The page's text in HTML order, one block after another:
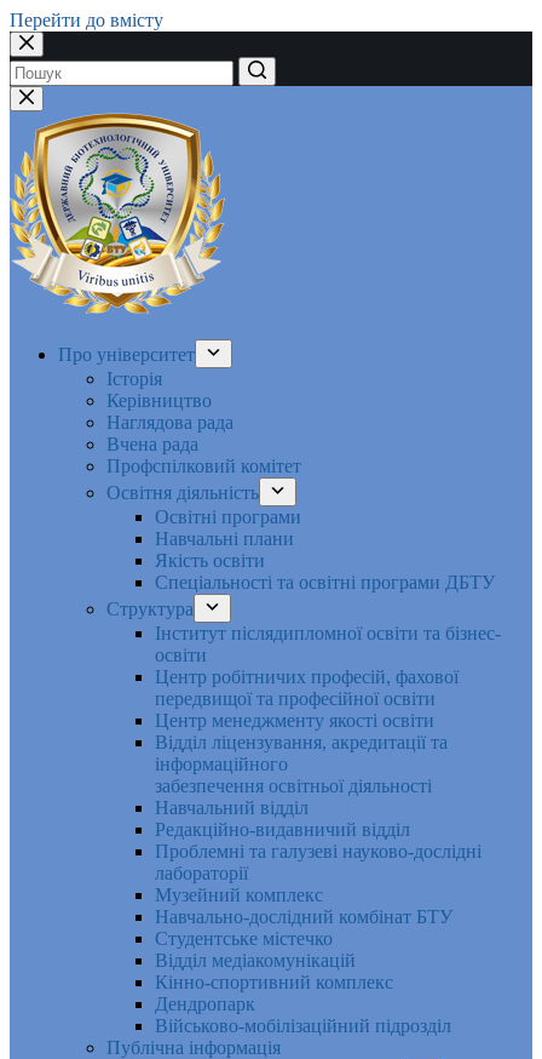
Перейти до вмісту
Немає
результатів
Про університет
Історія
Керівництво
Наглядова рада
Вчена рада
Профспілковий комітет
Освітня діяльність
Освітні програми
Навчальні плани
Якість освіти
Спеціальності та освітні програми ДБТУ
Структура
Інститут післядипломної освіти та бізнес-
освіти
Центр робітничих професій, фахової
передвищої та професійної освіти
Центр менеджменту якості освіти
Відділ ліцензування, акредитації та
інформаційного
забезпечення освітньої діяльності
Навчальний відділ
Редакційно-видавничий відділ
Проблемні та галузеві науково-дослідні
лабораторії
Музейний комплекс
Навчально-дослідний комбінат БТУ
Студентське містечко
Відділ медіакомунікацій
Кінно-спортивний комплекс
Дендропарк
Військово-мобілізаційний підрозділ
Публічна інформація